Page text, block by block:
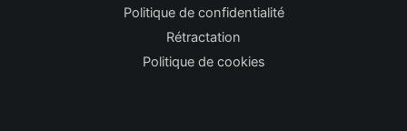
Politique de confidentialité
Rétractation
Politique de cookies